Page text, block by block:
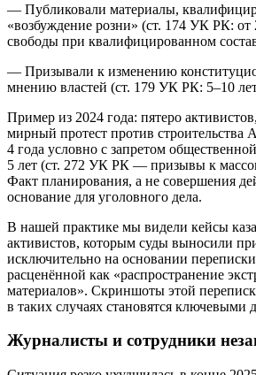
— Публиковали материалы,
«возбуждение розни» (ст. 174 УК РК:
свободы при квалифицированном
— Призывали к изменению
мнению властей (ст. 179 УК РК: 5–10
Пример из 2024 года: пятеро
мирный протест против
4 года условно с запретом
5 лет (ст. 272 УК РК — призывы к
Факт планирования, а не совершения
основание для уголовного дела.
В нашей практике мы видели кейсы
активистов, которым суды выносили
исключительно на основании
расценённой как «распространение
материалов». Скриншоты этой
в таких случаях становятся ключевыми
Журналисты и сотрудники